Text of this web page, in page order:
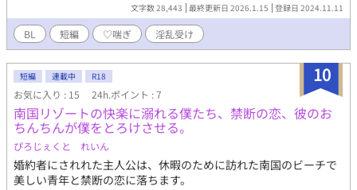
文字数 28,443 最終更新日 2026.1.15 登録日 2024.11.11
BL 短編 ♡喘ぎ 淫乱受け
10
短編 連載中 R18
お気に入り : 15 24h.ポイント : 7
南国リゾートの快楽に溺れる僕たち、禁断の恋、彼のお
ちんちんが僕をとろけさせる。
ぴろじぇくと れいん
婚約者にされれた主人公は、休暇のために訪れた南国のビーチで
美しい青年と禁断の恋に落ちます。